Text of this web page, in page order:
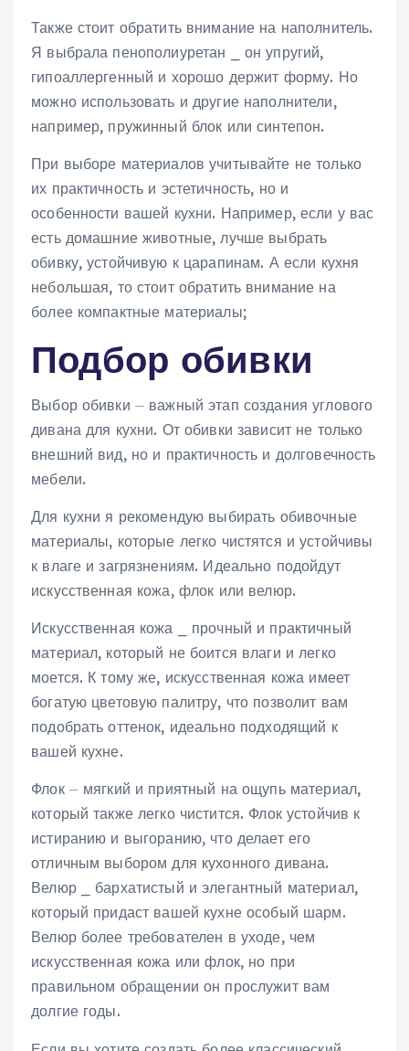
Также стоит обратить внимание на наполнитель.
Я выбрала пенополиуретан ⎯ он упругий,
гипоаллергенный и хорошо держит форму. Но
можно использовать и другие наполнители,
например, пружинный блок или синтепон.
При выборе материалов учитывайте не только
их практичность и эстетичность, но и
особенности вашей кухни. Например, если у вас
есть домашние животные, лучше выбрать
обивку, устойчивую к царапинам. А если кухня
небольшая, то стоит обратить внимание на
более компактные материалы;
Подбор обивки
Выбор обивки ⏤ важный этап создания углового
дивана для кухни. От обивки зависит не только
внешний вид, но и практичность и долговечность
мебели.
Для кухни я рекомендую выбирать обивочные
материалы, которые легко чистятся и устойчивы
к влаге и загрязнениям. Идеально подойдут
искусственная кожа, флок или велюр.
Искусственная кожа ⎯ прочный и практичный
материал, который не боится влаги и легко
моется. К тому же, искусственная кожа имеет
богатую цветовую палитру, что позволит вам
подобрать оттенок, идеально подходящий к
вашей кухне.
Флок ⏤ мягкий и приятный на ощупь материал,
который также легко чистится. Флок устойчив к
истиранию и выгоранию, что делает его
отличным выбором для кухонного дивана.
Велюр ⎯ бархатистый и элегантный материал,
который придаст вашей кухне особый шарм.
Велюр более требователен в уходе, чем
искусственная кожа или флок, но при
правильном обращении он прослужит вам
долгие годы.